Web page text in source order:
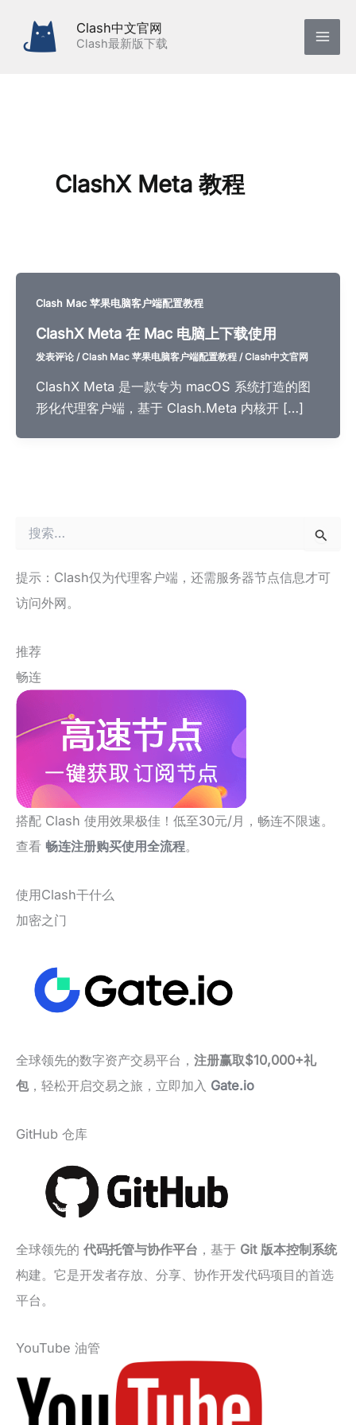
Clash中文官网
Clash最新版下载
ClashX Meta 教程
Clash Mac 苹果电脑客户端配置教程
ClashX Meta 在 Mac 电脑上下载使用
发表评论 /Clash Mac 苹果电脑客户端配置教程/Clash中文官网
ClashX Meta 是一款专为 macOS 系统打造的图
形化代理客户端，基于 Clash.Meta 内核开 […]
提示：Clash仅为代理客户端，还需服务器节点信息才可
访问外网。
推荐
畅连
搭配 Clash 使用效果极佳！低至30元/月，畅连不限速。
查看 畅连注册购买使用全流程。
使用Clash干什么
加密之门
全球领先的数字资产交易平台， 注册赢取$10,000+礼
包，轻松开启交易之旅，立即加入 Gate.io
GitHub 仓库
全球领先的 代码托管与协作平台 ，基于 Git 版本控制系统
构建。它是开发者存放、分享、协作开发代码项目的首选
平台。
YouTube 油管